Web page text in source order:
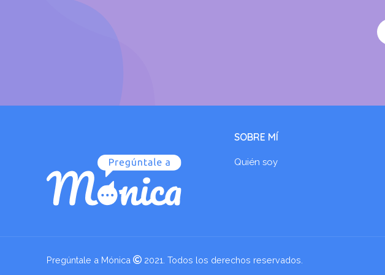
SOBRE MÍ
Quién soy
Pregúntale a Mónica 2021. Todos los derechos reservados.